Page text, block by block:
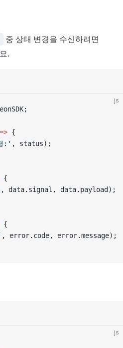
중 상태 변경을 수신하려면
.
js
=> {
:' , status);
{
, data.signal, data.payload);
{
, error.code, error.message);
js